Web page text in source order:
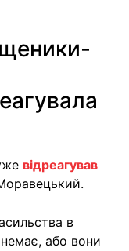
відреагував
в
або вони